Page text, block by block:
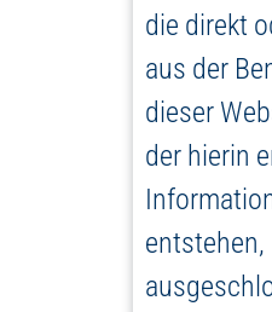
die direkt
aus der
dieser
der hierin
entstehen,